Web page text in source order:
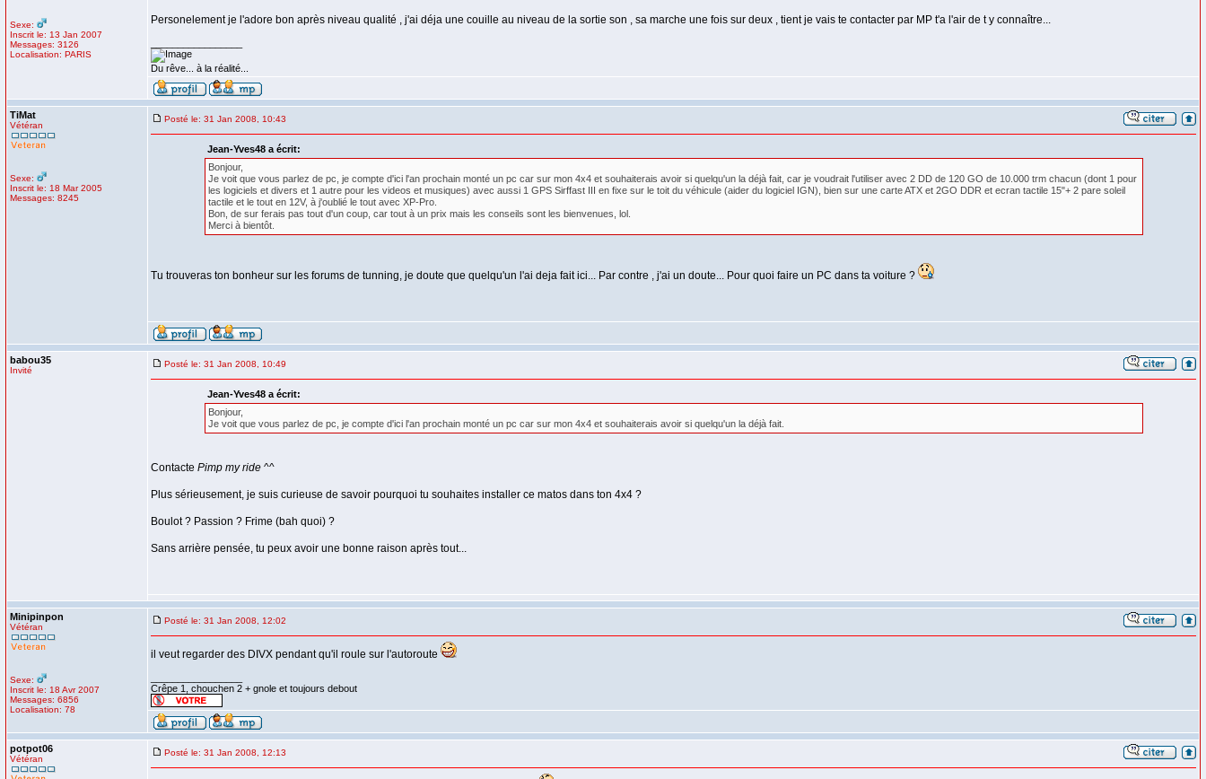
Sexe:
Inscrit le: 13 Jan 2007
Messages: 3126
Localisation: PARIS
Personelement je l'adore bon après niveau qualité , j'ai déja une couille au niveau de la sortie son , sa marche une fois sur deux , tient je vais te contacter par MP t'a l'air de t y connaître...
Du rêve... à la réalité...
TiMat
Vétéran
Sexe:
Inscrit le: 18 Mar 2005
Messages: 8245
Posté le: 31 Jan 2008, 10:43
Jean-Yves48 a écrit:
Bonjour,
Je voit que vous parlez de pc, je compte d'ici l'an prochain monté un pc car sur mon 4x4 et souhaiterais avoir si quelqu'un la déjà fait, car je voudrait l'utiliser avec 2 DD de 120 GO de 10.000 trm chacun (dont 1 pour
les logiciels et divers et 1 autre pour les videos et musiques) avec aussi 1 GPS Sirffast III en fixe sur le toit du véhicule (aider du logiciel IGN), bien sur une carte ATX et 2GO DDR et ecran tactile 15"+ 2 pare soleil
tactile et le tout en 12V, à j'oublié le tout avec XP-Pro.
Bon, de sur ferais pas tout d'un coup, car tout à un prix mais les conseils sont les bienvenues, lol.
Merci à bientôt.
Tu trouveras ton bonheur sur les forums de tunning, je doute que quelqu'un l'ai deja fait ici... Par contre , j'ai un doute... Pour quoi faire un PC dans ta voiture ?
babou35
Invité
Posté le: 31 Jan 2008, 10:49
Jean-Yves48 a écrit:
Bonjour,
Je voit que vous parlez de pc, je compte d'ici l'an prochain monté un pc car sur mon 4x4 et souhaiterais avoir si quelqu'un la déjà fait.
Contacte Pimp my ride ^^
Plus sérieusement, je suis curieuse de savoir pourquoi tu souhaites installer ce matos dans ton 4x4 ?
Boulot ? Passion ? Frime (bah quoi) ?
Sans arrière pensée, tu peux avoir une bonne raison après tout...
Minipinpon
Vétéran
Sexe:
Inscrit le: 18 Avr 2007
Messages: 6856
Localisation: 78
Posté le: 31 Jan 2008, 12:02
il veut regarder des DIVX pendant qu'il roule sur l'autoroute
Crêpe 1, chouchen 2 + gnole et toujours debout
potpot06
Vétéran
Posté le: 31 Jan 2008, 12:13